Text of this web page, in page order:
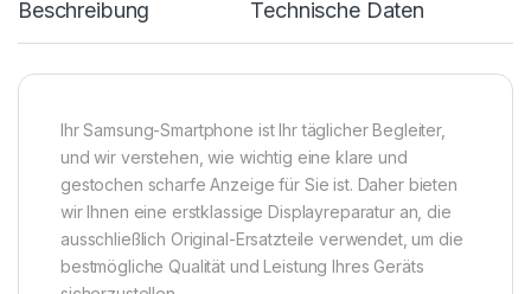
Beschreibung Technische Daten
Ihr Samsung-Smartphone ist Ihr täglicher Begleiter,
und wir verstehen, wie wichtig eine klare und
gestochen scharfe Anzeige für Sie ist. Daher bieten
wir Ihnen eine erstklassige Displayreparatur an, die
ausschließlich Original-Ersatzteile verwendet, um die
bestmögliche Qualität und Leistung Ihres Geräts